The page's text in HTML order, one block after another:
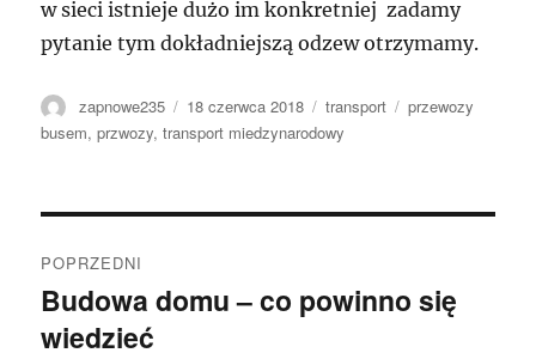
w sieci istnieje dużo im konkretniej zadamy
pytanie tym dokładniejszą odzew otrzymamy.
Autor
zapnowe235
Data
publikacji
18 czerwca 2018 Kategorie
transport Tagi
przewozy
busem,przwozy,transport miedzynarodowy
wpisu
POPRZEDNI
Poprzedni
wpis:
Budowa domu – co powinno się
wiedzieć